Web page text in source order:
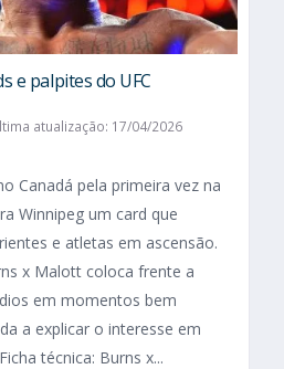
e palpites do UFC
atualização: 17/04/2026
Canadá pela primeira vez na
Winnipeg um card que
e atletas em ascensão.
x Malott coloca frente a
em momentos bem
a explicar o interesse em
técnica: Burns x...